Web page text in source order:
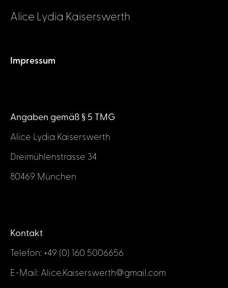
Alice Lydia Kaiserswerth
Impressum
Angaben gemäß § 5 TMG
Alice Lydia Kaiserswerth
Dreimühlenstrasse 34
80469 München
Kontakt
Telefon: +49 (0) 160 5006656
E-Mail: Alice.Kaiserswerth@gmail.com